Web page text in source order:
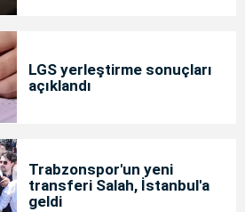
LGS yerleştirme sonuçları
açıklandı
Trabzonspor'un yeni
transferi Salah, İstanbul'a
geldi